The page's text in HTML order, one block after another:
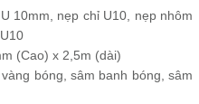
10mm, nẹp chỉ U10, nẹp nhôm
(Cao) x 2,5m (dài)
bóng, sâm banh bóng, sâm